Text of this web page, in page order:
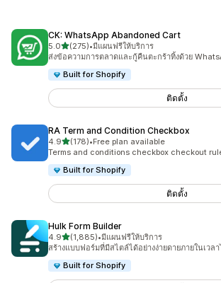
CK: WhatsApp Abandoned Cart
5.0เต็ม 5 ดาว
(275)
ทั้งหมด 275 รีวิว
•มีแผนฟรีให้บริการ
ส่งข้อความการตลาดและกู้คืนตะกร้าทิ้งด้วย
Built for Shopify
ติดตั้ง
RA Term and Condition Checkbox
4.9เต็ม 5 ดาว
(178)
ทั้งหมด 178 รีวิว
•Free plan available
Terms and conditions checkbox checkout
Built for Shopify
ติดตั้ง
Hulk Form Builder
4.9เต็ม 5 ดาว
(1,885)
ทั้งหมด 1885 รีวิว
•มีแผนฟรีให้บริการ
สร้างแบบฟอร์มที่มีสไตล์ได้อย่างง่ายดายภายในเวล
Built for Shopify